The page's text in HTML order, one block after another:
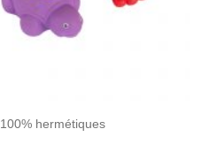
hermétiques